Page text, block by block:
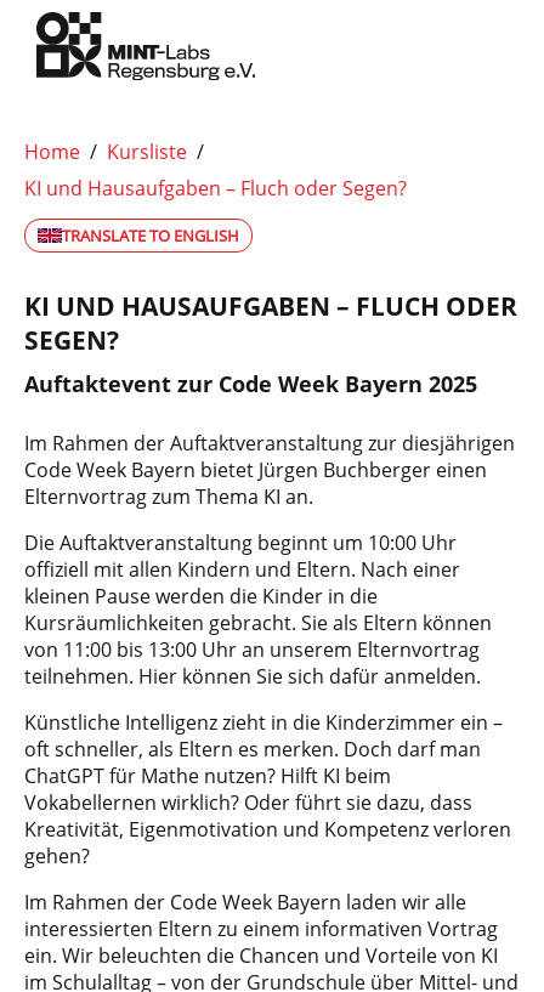
Home / Kursliste /
KI und Hausaufgaben – Fluch oder Segen?
TRANSLATE TO ENGLISH
KI UND HAUSAUFGABEN – FLUCH ODER
SEGEN?
Auftaktevent zur Code Week Bayern 2025
Im Rahmen der Auftaktveranstaltung zur diesjährigen
Code Week Bayern bietet Jürgen Buchberger einen
Elternvortrag zum Thema KI an.
Die Auftaktveranstaltung beginnt um 10:00 Uhr
offiziell mit allen Kindern und Eltern. Nach einer
kleinen Pause werden die Kinder in die
Kursräumlichkeiten gebracht. Sie als Eltern können
von 11:00 bis 13:00 Uhr an unserem Elternvortrag
teilnehmen. Hier können Sie sich dafür anmelden.
Künstliche Intelligenz zieht in die Kinderzimmer ein –
oft schneller, als Eltern es merken. Doch darf man
ChatGPT für Mathe nutzen? Hilft KI beim
Vokabellernen wirklich? Oder führt sie dazu, dass
Kreativität, Eigenmotivation und Kompetenz verloren
gehen?
Im Rahmen der Code Week Bayern laden wir alle
interessierten Eltern zu einem informativen Vortrag
ein. Wir beleuchten die Chancen und Vorteile von KI
im Schulalltag – von der Grundschule über Mittel- und